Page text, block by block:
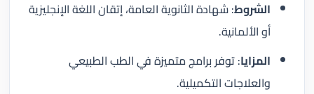
الشروط: شهادة الثانوية العامة، إتقان اللغة الإنجليزية
أو الألمانية.
المزايا: توفر برامج متميزة في الطب الطبيعي
والعلاجات التكميلية.